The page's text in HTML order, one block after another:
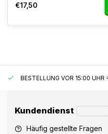
€17,50
BESTELLUNG VOR 15:00 UHR
Kundendienst
Häufig gestellte Fragen